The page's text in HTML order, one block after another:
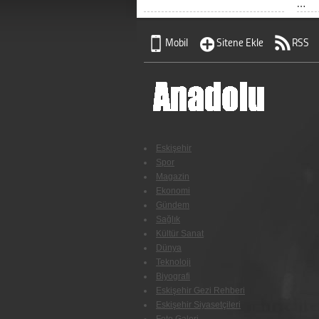
Mobil Sitene Ekle RSS
Eskişehir
Spor
Magazin
Ekonomi
Gündem
Sağlık
Kültür Sanat
Dünya
Teknoloji
Biyografi
Eskişehir Gezi Rehberi
Eskişehir Siyasetçileri